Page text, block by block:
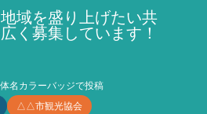
地域を盛り上げたい共
く募集しています！
名カラーバッジで投稿
△△市観光協会